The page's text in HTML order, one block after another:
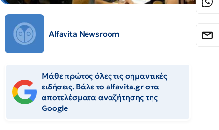
Alfavita Newsroom
Μάθε πρώτος όλες τις σημαντικές
ειδήσεις. Βάλε το alfavita.gr στα
αποτελέσματα αναζήτησης της
Google